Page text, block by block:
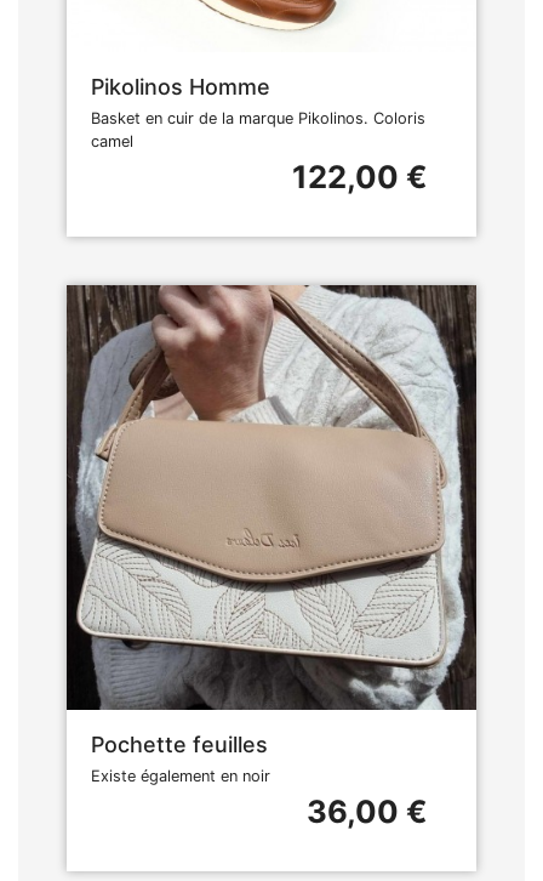
Pikolinos Homme
Basket en cuir de la marque Pikolinos. Coloris
camel
122,00 €
Pochette feuilles
Existe également en noir
36,00 €